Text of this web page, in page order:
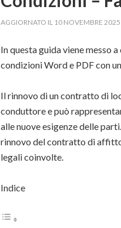
AGGIORNATO IL 10 NOVEMBRE 2025
In questa guida viene messo
condizioni Word e PDF con
Il rinnovo di un contratto di
conduttore e può
alle nuove esigenze delle
rinnovo del contratto di
legali coinvolte.
Indice